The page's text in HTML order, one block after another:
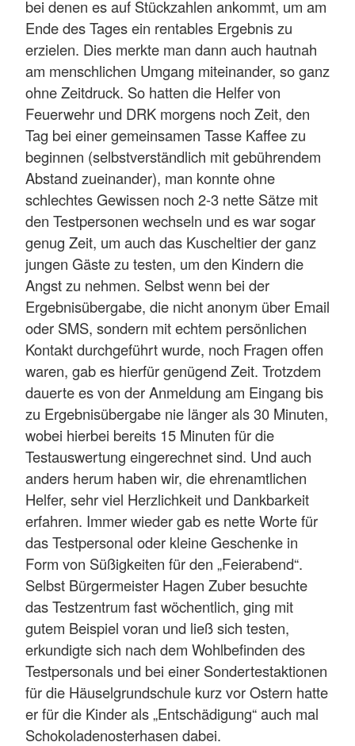
bei denen es auf Stückzahlen ankommt, um am
Ende des Tages ein rentables Ergebnis zu
erzielen. Dies merkte man dann auch hautnah
am menschlichen Umgang miteinander, so ganz
ohne Zeitdruck. So hatten die Helfer von
Feuerwehr und DRK morgens noch Zeit, den
Tag bei einer gemeinsamen Tasse Kaffee zu
beginnen (selbstverständlich mit gebührendem
Abstand zueinander), man konnte ohne
schlechtes Gewissen noch 2-3 nette Sätze mit
den Testpersonen wechseln und es war sogar
genug Zeit, um auch das Kuscheltier der ganz
jungen Gäste zu testen, um den Kindern die
Angst zu nehmen. Selbst wenn bei der
Ergebnisübergabe, die nicht anonym über Email
oder SMS, sondern mit echtem persönlichen
Kontakt durchgeführt wurde, noch Fragen offen
waren, gab es hierfür genügend Zeit. Trotzdem
dauerte es von der Anmeldung am Eingang bis
zu Ergebnisübergabe nie länger als 30 Minuten,
wobei hierbei bereits 15 Minuten für die
Testauswertung eingerechnet sind. Und auch
anders herum haben wir, die ehrenamtlichen
Helfer, sehr viel Herzlichkeit und Dankbarkeit
erfahren. Immer wieder gab es nette Worte für
das Testpersonal oder kleine Geschenke in
Form von Süßigkeiten für den „Feierabend“.
Selbst Bürgermeister Hagen Zuber besuchte
das Testzentrum fast wöchentlich, ging mit
gutem Beispiel voran und ließ sich testen,
erkundigte sich nach dem Wohlbefinden des
Testpersonals und bei einer Sondertestaktionen
für die Häuselgrundschule kurz vor Ostern hatte
er für die Kinder als „Entschädigung“ auch mal
Schokoladenosterhasen dabei.